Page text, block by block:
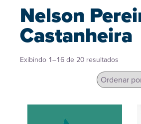
Nelson
Castanheira
Exibindo 1–16 de 20 resultados